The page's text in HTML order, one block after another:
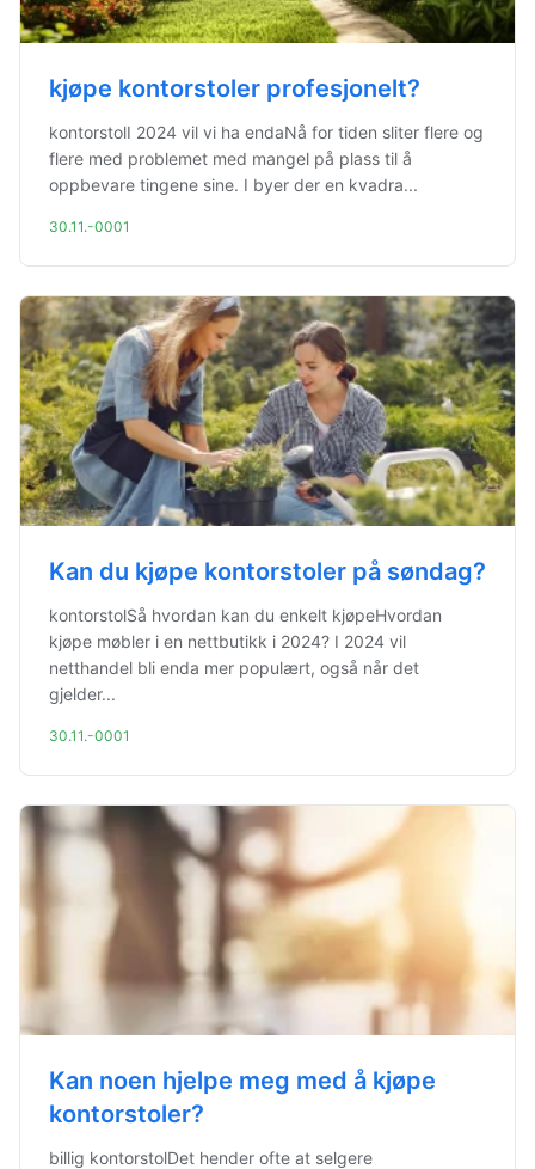
kjøpe kontorstoler profesjonelt?
kontorstolI 2024 vil vi ha endaNå for tiden sliter flere og
flere med problemet med mangel på plass til å
oppbevare tingene sine. I byer der en kvadra...
30.11.-0001
Kan du kjøpe kontorstoler på søndag?
kontorstolSå hvordan kan du enkelt kjøpeHvordan
kjøpe møbler i en nettbutikk i 2024? I 2024 vil
netthandel bli enda mer populært, også når det
gjelder...
30.11.-0001
Kan noen hjelpe meg med å kjøpe
kontorstoler?
billig kontorstolDet hender ofte at selgere